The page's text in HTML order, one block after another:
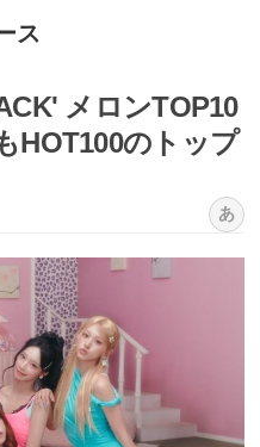
ス
メロンTOP10
HOT100のトップ
あ